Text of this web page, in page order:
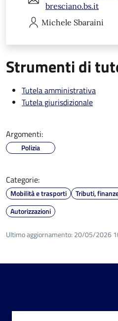
bresciano.bs.it
Michele Sbaraini
Strumenti di
Tutela amministrativa
Tutela giurisdizionale
Argomenti:
Polizia
Categorie:
Mobilità e trasporti
Tributi,
Autorizzazioni
Ultimo aggiornamento: 20/05/2026